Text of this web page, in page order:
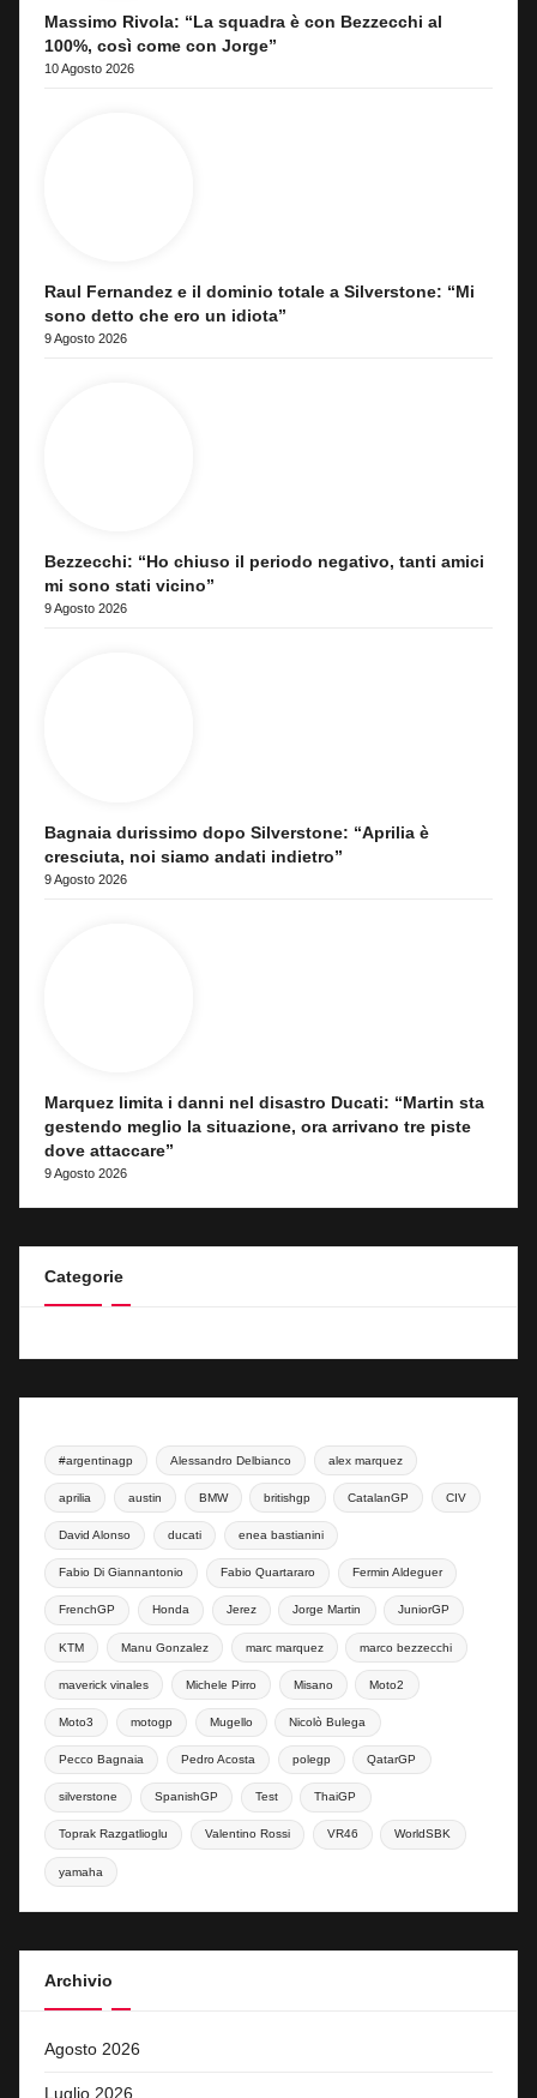
Massimo Rivola: “La squadra è con Bezzecchi al
100%, così come con Jorge”
10 Agosto 2026
Raul Fernandez e il dominio totale a Silverstone: “Mi
sono detto che ero un idiota”
9 Agosto 2026
Bezzecchi: “Ho chiuso il periodo negativo, tanti amici
mi sono stati vicino”
9 Agosto 2026
Bagnaia durissimo dopo Silverstone: “Aprilia è
cresciuta, noi siamo andati indietro”
9 Agosto 2026
Marquez limita i danni nel disastro Ducati: “Martin sta
gestendo meglio la situazione, ora arrivano tre piste
dove attaccare”
9 Agosto 2026
Categorie
#argentinagp Alessandro Delbianco alex marquez
aprilia austin BMW britishgp CatalanGP CIV
David Alonso ducati enea bastianini
Fabio Di Giannantonio Fabio Quartararo Fermin Aldeguer
FrenchGP Honda Jerez Jorge Martin JuniorGP
KTM Manu Gonzalez marc marquez marco bezzecchi
maverick vinales Michele Pirro Misano Moto2
Moto3 motogp Mugello Nicolò Bulega
Pecco Bagnaia Pedro Acosta polegp QatarGP
silverstone SpanishGP Test ThaiGP
Toprak Razgatlioglu Valentino Rossi VR46 WorldSBK
yamaha
Archivio
Agosto 2026
Luglio 2026